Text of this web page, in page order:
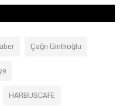
Çağrı Giritlioğlu
HARBUSCAFE